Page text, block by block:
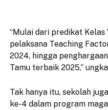
“Mulai dari predikat Kelas
pelaksana Teaching
2024, hingga
Tamu terbaik 2025,”
Tak hanya itu, sekolah
ke-4 dalam program